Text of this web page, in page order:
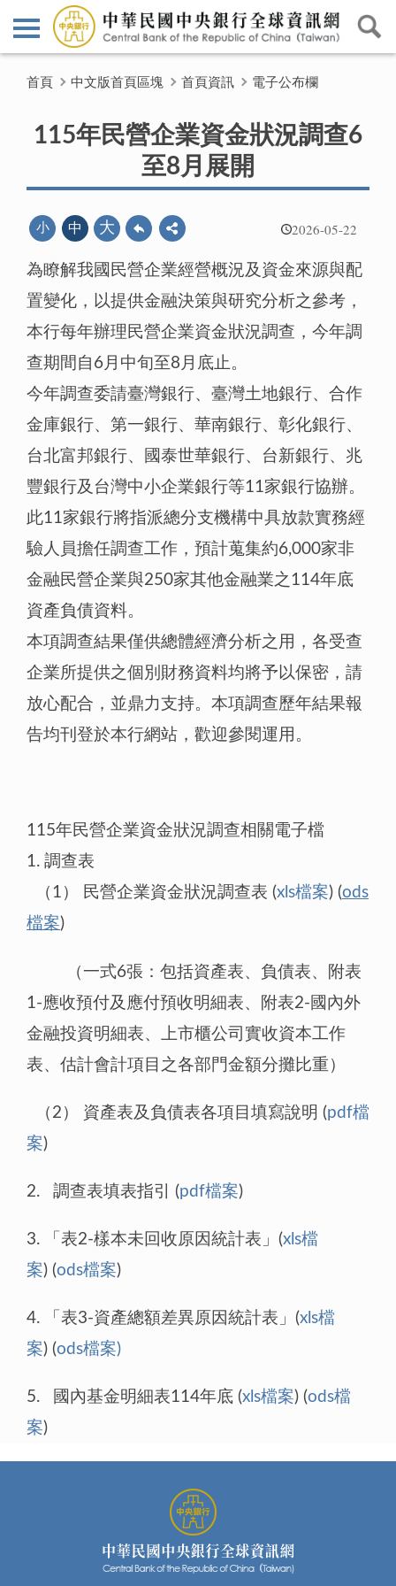
首頁 中文版首頁區塊 首頁資訊 電子公布欄
115年民營企業資金狀況調查6
至8月展開
2026-05-22
小 中 大
為瞭解我國民營企業經營概況及資金來源與配
置變化，以提供金融決策與研究分析之參考，
本行每年辦理民營企業資金狀況調查，今年調
查期間自6月中旬至8月底止。
今年調查委請臺灣銀行、臺灣土地銀行、合作
金庫銀行、第一銀行、華南銀行、彰化銀行、
台北富邦銀行、國泰世華銀行、台新銀行、兆
豐銀行及台灣中小企業銀行等11家銀行協辦。
此11家銀行將指派總分支機構中具放款實務經
驗人員擔任調查工作，預計蒐集約6,000家非
金融民營企業與250家其他金融業之114年底
資產負債資料。
本項調查結果僅供總體經濟分析之用，各受查
企業所提供之個別財務資料均將予以保密，請
放心配合，並鼎力支持。本項調查歷年結果報
告均刊登於本行網站，歡迎參閱運用。
115年民營企業資金狀況調查相關電子檔
1. 調查表
（1） 民營企業資金狀況調查表 (xls檔案) (ods
檔案)
（一式6張：包括資產表、負債表、附表
1-應收預付及應付預收明細表、附表2-國內外
金融投資明細表、上市櫃公司實收資本工作
表、估計會計項目之各部門金額分攤比重）
（2） 資產表及負債表各項目填寫說明 (pdf檔
案)
2. 調查表填表指引 (pdf檔案)
3. 「表2-樣本未回收原因統計表」(xls檔
案) (ods檔案)
4. 「表3-資產總額差異原因統計表」(xls檔
案) (ods檔案)
5. 國內基金明細表114年底 (xls檔案) (ods檔
案)